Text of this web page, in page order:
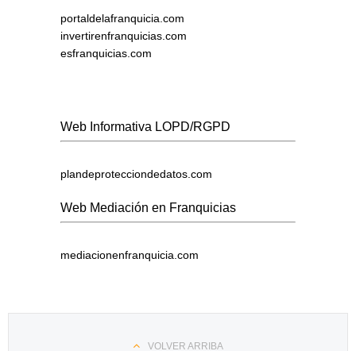
portaldelafranquicia.com
invertirenfranquicias.com
esfranquicias.com
Web Informativa LOPD/RGPD
plandeprotecciondedatos.com
Web Mediación en Franquicias
mediacionenfranquicia.com
VOLVER ARRIBA